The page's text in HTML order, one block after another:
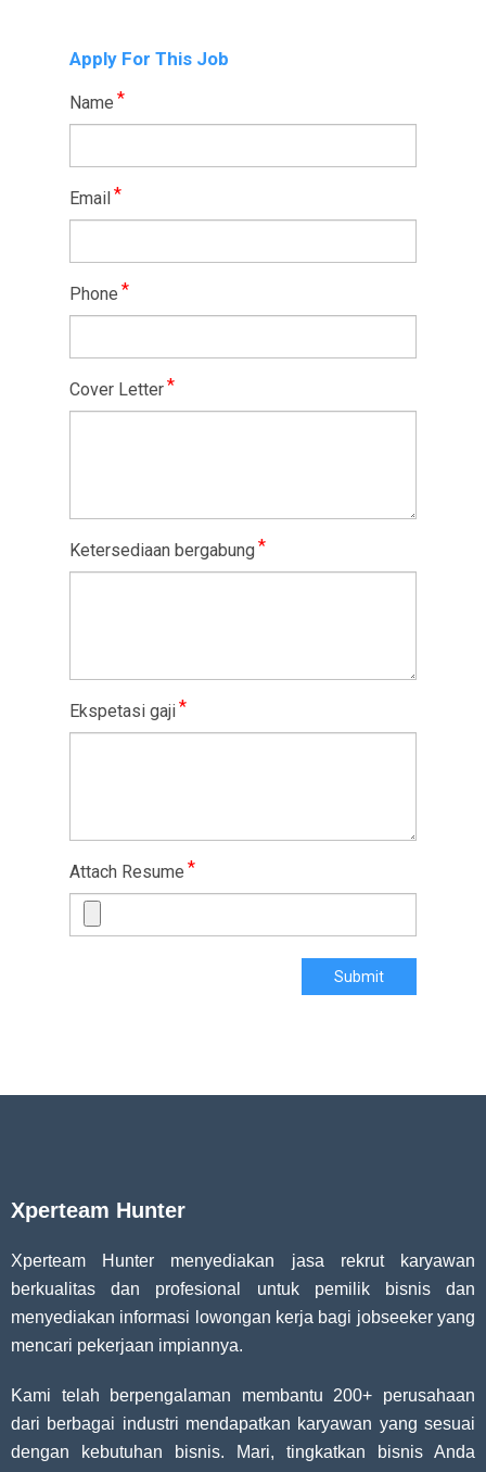
Apply For This Job
Name *
Email*
Phone *
Cover Letter*
Ketersediaan bergabung *
Ekspetasi gaji*
Attach Resume *
Submit
Xperteam Hunter
Xperteam Hunter menyediakan jasa rekrut karyawan
berkualitas dan profesional untuk pemilik bisnis dan
menyediakan informasi lowongan kerja bagi jobseeker yang
mencari pekerjaan impiannya.
Kami telah berpengalaman membantu 200+ perusahaan
dari berbagai industri mendapatkan karyawan yang sesuai
dengan kebutuhan bisnis. Mari, tingkatkan bisnis Anda